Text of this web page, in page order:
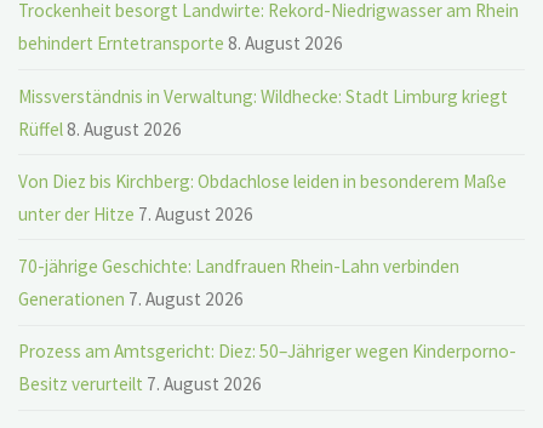
Trockenheit besorgt Landwirte: Rekord-Niedrigwasser am Rhein
behindert Erntetransporte 8. August 2026
Missverständnis in Verwaltung: Wildhecke: Stadt Limburg kriegt
Rüffel8. August 2026
Von Diez bis Kirchberg: Obdachlose leiden in besonderem Maße
unter der Hitze 7. August 2026
70-jährige Geschichte: Landfrauen Rhein-Lahn verbinden
Generationen 7. August 2026
Prozess am Amtsgericht: Diez: 50–Jähriger wegen Kinderporno-
Besitz verurteilt 7. August 2026